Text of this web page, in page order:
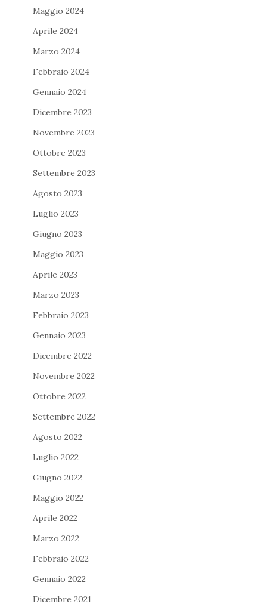
Maggio 2024
Aprile 2024
Marzo 2024
Febbraio 2024
Gennaio 2024
Dicembre 2023
Novembre 2023
Ottobre 2023
Settembre 2023
Agosto 2023
Luglio 2023
Giugno 2023
Maggio 2023
Aprile 2023
Marzo 2023
Febbraio 2023
Gennaio 2023
Dicembre 2022
Novembre 2022
Ottobre 2022
Settembre 2022
Agosto 2022
Luglio 2022
Giugno 2022
Maggio 2022
Aprile 2022
Marzo 2022
Febbraio 2022
Gennaio 2022
Dicembre 2021